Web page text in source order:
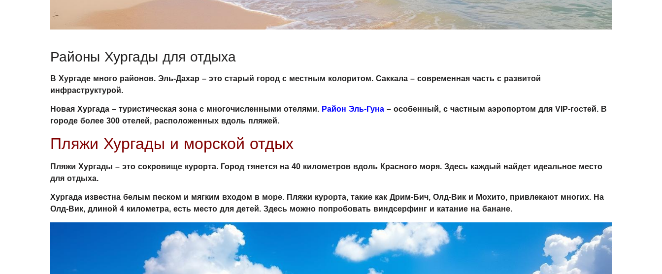
Районы Хургады для отдыха
В Хургаде много районов. Эль-Дахар – это старый город с местным колоритом. Саккала – современная часть с развитой
инфраструктурой.
Новая Хургада – туристическая зона с многочисленными отелями. Район Эль-Гуна – особенный, с частным аэропортом для VIP-гостей. В
городе более 300 отелей, расположенных вдоль пляжей.
Пляжи Хургады и морской отдых
Пляжи Хургады – это сокровище курорта. Город тянется на 40 километров вдоль Красного моря. Здесь каждый найдет идеальное место
для отдыха.
Хургада известна белым песком и мягким входом в море. Пляжи курорта, такие как Дрим-Бич, Олд-Вик и Мохито, привлекают многих. На
Олд-Вик, длиной 4 километра, есть место для детей. Здесь можно попробовать виндсерфинг и катание на банане.